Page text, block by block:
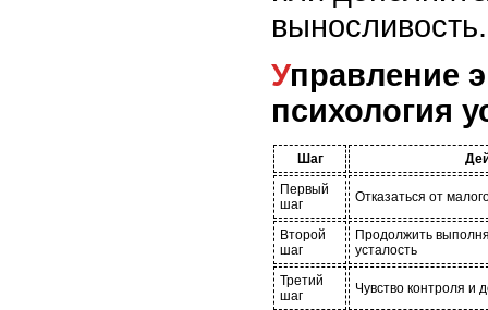
выносливость.
Управление энергией и
психология
Шаг
Первый
шаг
Отказаться от
Второй
шаг
Продолжить
усталость
Третий
шаг
Чувство контроля и